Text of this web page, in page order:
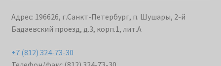
Адрес: 196626, г.Санкт-Петербург, п. Шушары, 2-й
Бадаевский проезд, д.3, корп.1, лит.А
+7 (812) 324-73-30